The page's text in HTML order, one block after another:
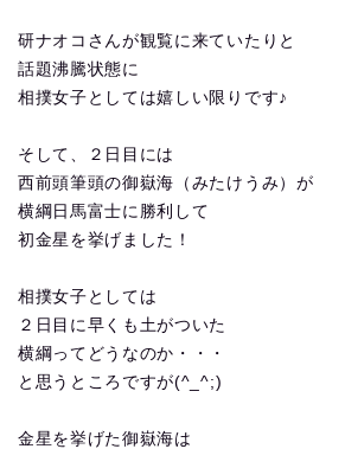
研ナオコさんが観覧に来ていたりと
話題沸騰状態に
相撲女子としては嬉しい限りです♪
そして、２日目には
西前頭筆頭の御嶽海（みたけうみ）が
横綱日馬富士に勝利して
初金星を挙げました！
相撲女子としては
２日目に早くも土がついた
横綱ってどうなのか・・・
と思うところですが(^_^;)
金星を挙げた御嶽海は